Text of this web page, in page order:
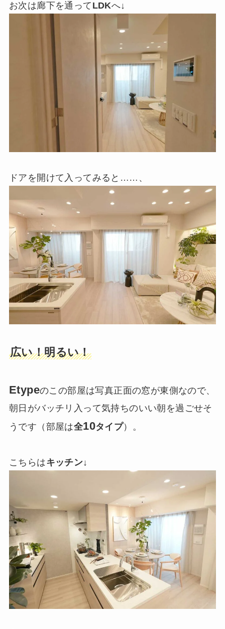
お次は廊下を通って LDKへ↓
ドアを開けて入ってみると……、
広い！明るい！
Etypeのこの部屋は写真正面の窓が東側なので、
朝日がバッチリ入って気持ちのいい朝を過ごせそ
うです（部屋は全10タイプ）。
こちらはキッチン↓